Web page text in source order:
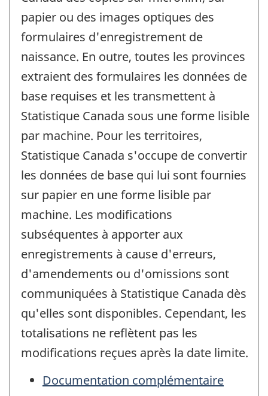
papier ou des images optiques des
formulaires d'enregistrement de
naissance. En outre, toutes les provinces
extraient des formulaires les données de
base requises et les transmettent à
Statistique Canada sous une forme lisible
par machine. Pour les territoires,
Statistique Canada s'occupe de convertir
les données de base qui lui sont fournies
sur papier en une forme lisible par
machine. Les modifications
subséquentes à apporter aux
enregistrements à cause d'erreurs,
d'amendements ou d'omissions sont
communiquées à Statistique Canada dès
qu'elles sont disponibles. Cependant, les
totalisations ne reflètent pas les
modifications reçues après la date limite.
Documentation complémentaire